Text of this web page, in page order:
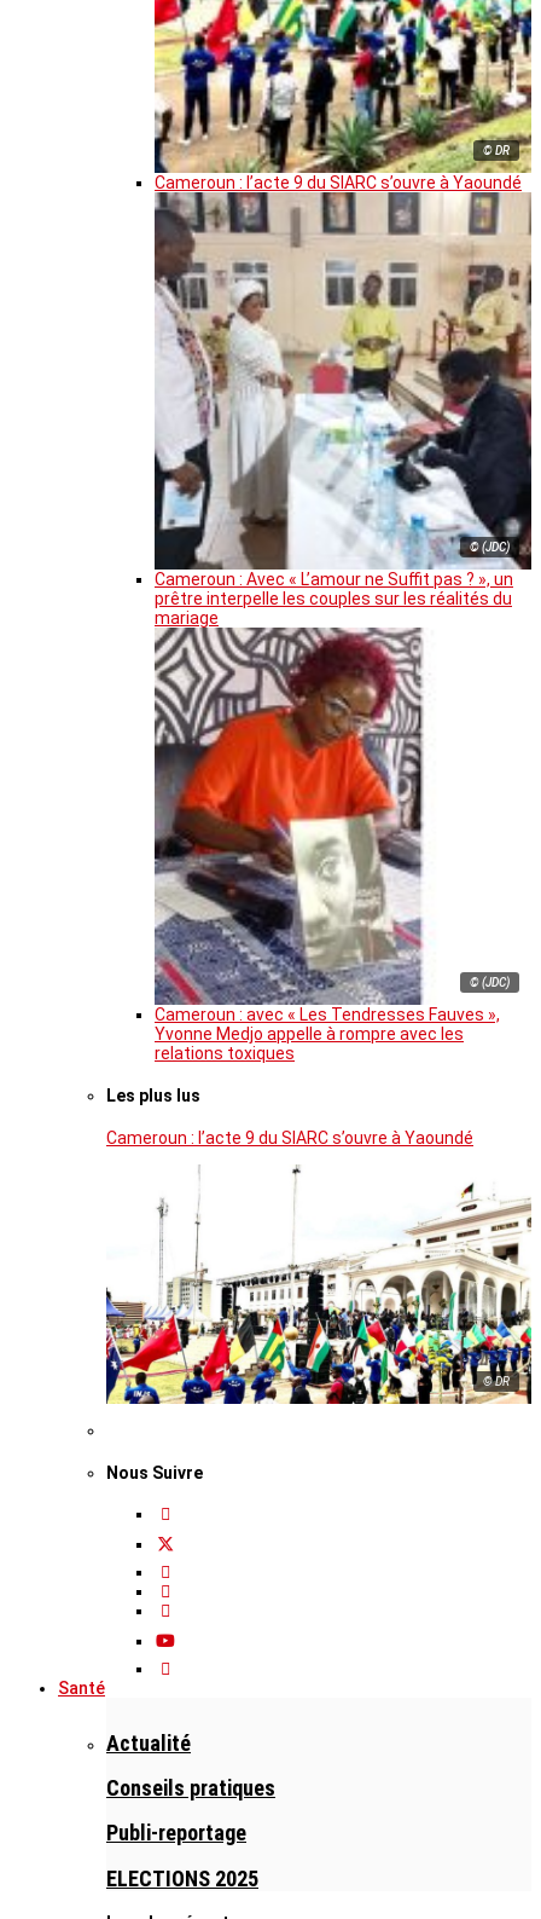
© DR
Cameroun : l’acte 9 du SIARC s’ouvre à Yaoundé
© (JDC)
Cameroun : Avec « L’amour ne Suffit pas ? », un
prêtre interpelle les couples sur les réalités du
mariage
© (JDC)
Cameroun : avec « Les Tendresses Fauves »,
Yvonne Medjo appelle à rompre avec les
relations toxiques
Les plus lus
Cameroun : l’acte 9 du SIARC s’ouvre à Yaoundé
© DR
Nous Suivre
Santé
Actualité
Conseils pratiques
Publi-reportage
ELECTIONS 2025